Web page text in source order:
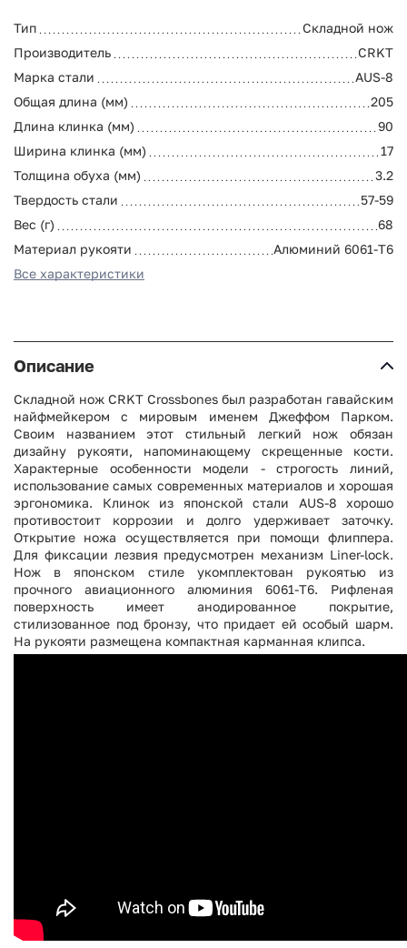
Тип
Складной нож
Производитель
CRKT
Марка стали
AUS-8
Общая длина (мм)
205
Длина клинка (мм)
90
Ширина клинка (мм)
17
Толщина обуха (мм)
3.2
Твердость стали
57-59
Вес (г)
68
Материал рукояти
Алюминий 6061-T6
Все характеристики
Описание
Складной нож CRKT Crossbones был разработан гавайским
найфмейкером с мировым именем Джеффом Парком.
Своим названием этот стильный легкий нож обязан
дизайну рукояти, напоминающему скрещенные кости.
Характерные особенности модели - строгость линий,
использование самых современных материалов и хорошая
эргономика. Клинок из японской стали AUS-8 хорошо
противостоит коррозии и долго удерживает заточку.
Открытие ножа осуществляется при помощи флиппера.
Для фиксации лезвия предусмотрен механизм Liner-lock.
Нож в японском стиле укомплектован рукоятью из
прочного авиационного алюминия 6061-T6. Рифленая
поверхность имеет анодированное покрытие,
стилизованное под бронзу, что придает ей особый шарм.
На рукояти размещена компактная карманная клипса.